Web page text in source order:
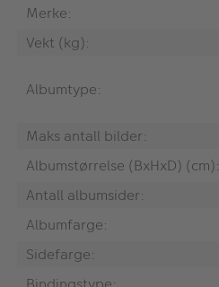
Merke:
Vekt (kg):
Albumtype:
Maks antall bilder:
Albumstørrelse (BxHxD) (cm):
Antall albumsider:
Albumfarge:
Sidefarge: